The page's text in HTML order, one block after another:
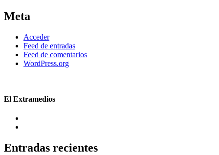
Meta
Acceder
Feed de entradas
Feed de comentarios
WordPress.org
El Extramedios
Entradas recientes